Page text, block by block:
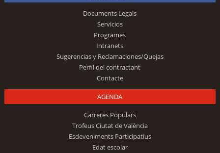
Documents Legals
Servicios
Programes
Intranets
Sugerencias y Reclamaciones/Quejas
Perfil del contractant
Contacte
AGENDA
Carreres Populars
Trofeus Ciutat de València
Esdeveniments Participatius
Edat escolar